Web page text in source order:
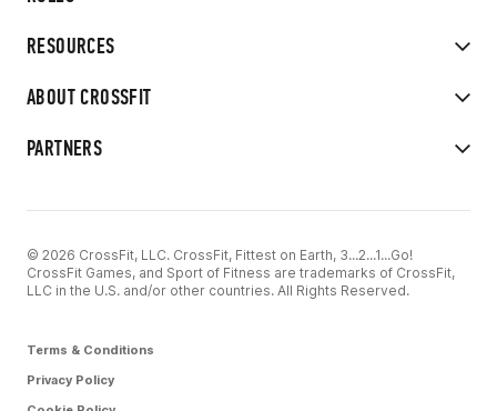
RESOURCES
ABOUT CROSSFIT
PARTNERS
© 2026 CrossFit, LLC. CrossFit, Fittest on Earth, 3...2...1...Go!
CrossFit Games, and Sport of Fitness are trademarks of CrossFit,
LLC in the U.S. and/or other countries. All Rights Reserved.
Terms & Conditions
Privacy Policy